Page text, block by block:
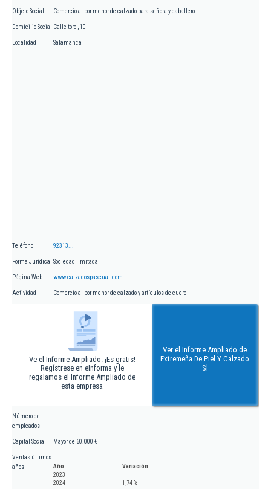
Objeto Social Comercio al por menor de calzado para señora y caballero.
Domicilio Social Calle toro , 10
Localidad Salamanca
Teléfono 92313...
Forma Jurídica Sociedad limitada
Página Web www.calzadospascual.com
Actividad Comercio al por menor de calzado y artículos de cuero
Ve el Informe Ampliado. ¡Es gratis!
Regístrese en eInforma y le
regalamos el Informe Ampliado de
esta empresa
Ver el Informe Ampliado de
Extremeña De Piel Y Calzado
Sl
Número de
empleados
Capital Social Mayor de 60.000 €
Ventas últimos
años
Año
Variación
2023
2024
1,74 %